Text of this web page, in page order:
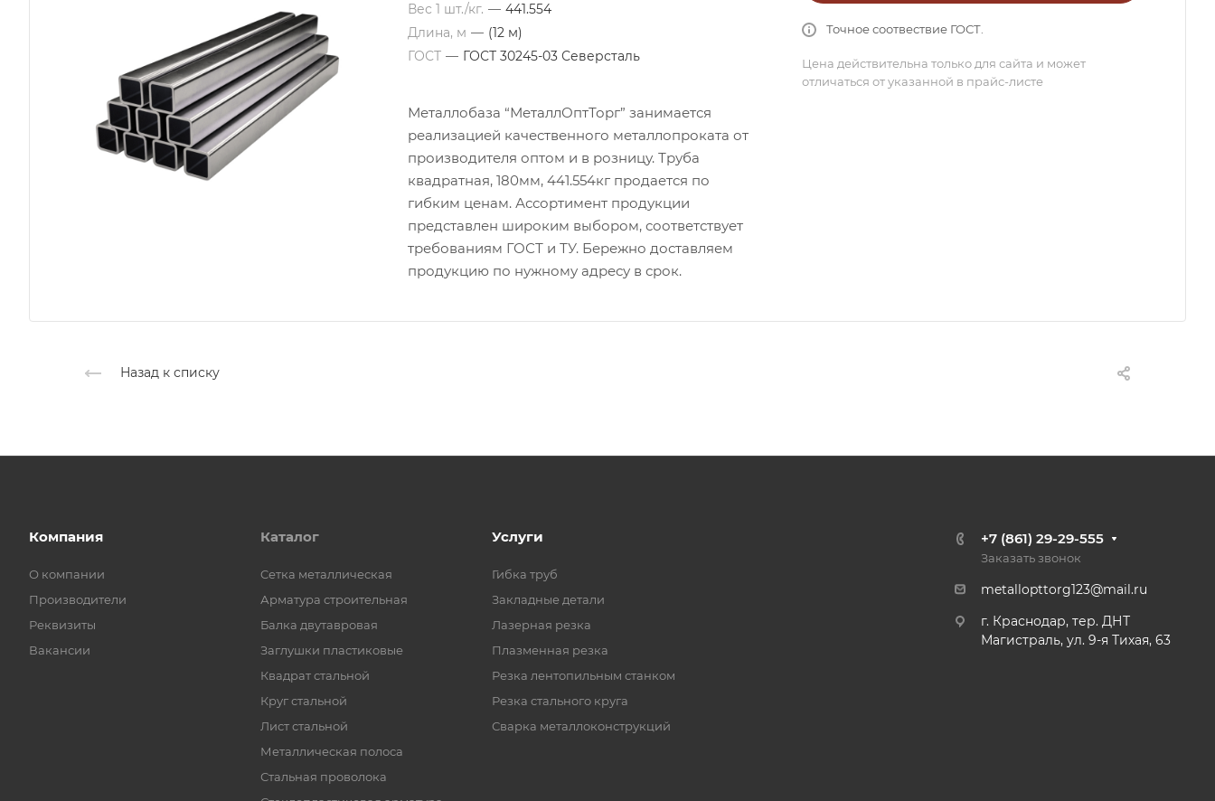
Вес 1 шт./кг. — 441.554
Длина, м — (12 м)
ГОСТ — ГОСТ 30245-03 Северсталь
Металлобаза “МеталлОптТорг” занимается
реализацией качественного металлопроката от
производителя оптом и в розницу. Труба
квадратная, 180мм, 441.554кг продается по
гибким ценам. Ассортимент продукции
представлен широким выбором, соответствует
требованиям ГОСТ и ТУ. Бережно доставляем
продукцию по нужному адресу в срок.
Точное соотвествие ГОСТ.
Цена действительна только для сайта и может
отличаться от указанной в прайс-листе
Назад к списку
Компания
О компании
Производители
Реквизиты
Вакансии
Каталог
Cетка металлическая
Арматура строительная
Балка двутавровая
Заглушки пластиковые
Квадрат стальной
Круг стальной
Лист стальной
Металлическая полоса
Стальная проволока
Услуги
Гибка труб
Закладные детали
Лазерная резка
Плазменная резка
Резка лентопильным станком
Резка стального круга
Сварка металлоконструкций
+7 (861) 29-29-555
Заказать звонок
metallopttorg123@mail.ru
г. Краснодар, тер. ДНТ
Магистраль, ул. 9-я Тихая, 63